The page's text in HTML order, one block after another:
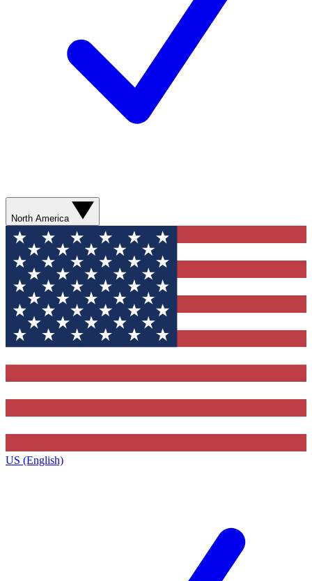
North America
US (English)